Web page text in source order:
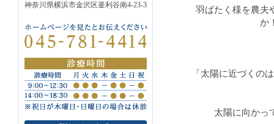
羽ばたく様を農夫
か
「太陽に近づくの
太陽に向かっ
神奈川県横浜市金沢区釜利谷南4-23-3